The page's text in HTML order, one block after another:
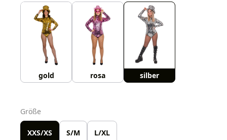
gold rosa silber
Größe
XXS/XS S/M L/XL